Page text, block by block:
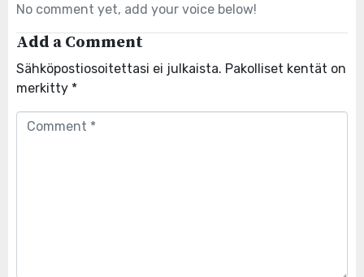
No comment yet, add your voice below!
Add a Comment
Sähköpostiosoitettasi ei julkaista. Pakolliset kentät on
merkitty *
Comment